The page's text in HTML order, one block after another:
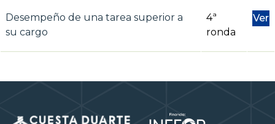
Desempeño de una tarea superior a
su cargo
4ª
ronda
Ver